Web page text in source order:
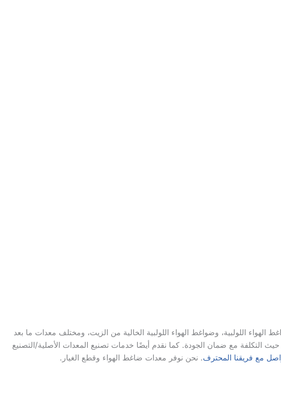
اللولبية، وضواغط الهواء اللولبية الخالية من الزيت، ومختلف معدات ما بعد
التكلفة مع ضمان الجودة. كما نقدم أيضًا خدمات تصنيع المعدات الأصلية/التصنيع
مع فريقنا المحترف. نحن نوفر معدات ضاغط الهواء وقطع الغيار.